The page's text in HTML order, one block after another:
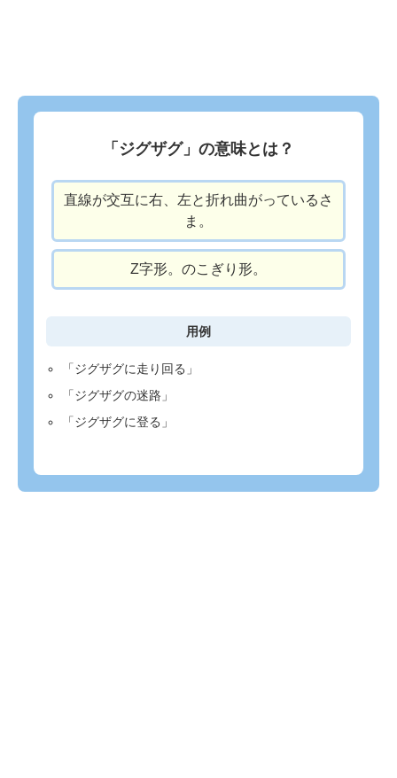
「ジグザグ」の意味とは？
直線が交互に右、左と折れ曲がっているさ
ま。
Z字形。のこぎり形。
用例
「ジグザグに走り回る」
「ジグザグの迷路」
「ジグザグに登る」